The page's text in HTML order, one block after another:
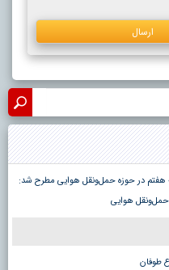
هفتم در حوزه حمل‌ونقل هوایی مطرح شد:
حمل‌ونقل هوایی
طوفان